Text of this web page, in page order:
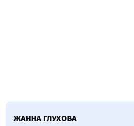
ЖАННА ГЛУХОВА